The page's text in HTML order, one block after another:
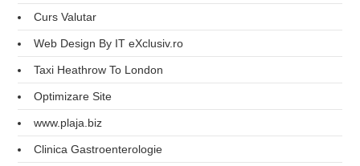
Curs Valutar
Web Design By IT eXclusiv.ro
Taxi Heathrow To London
Optimizare Site
www.plaja.biz
Clinica Gastroenterologie